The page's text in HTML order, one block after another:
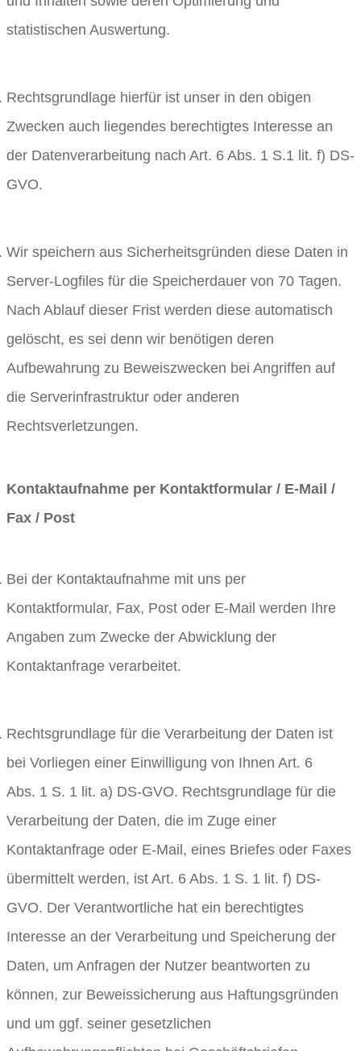
statistischen Auswertung.
Rechtsgrundlage hierfür ist unser in den obigen
Zwecken auch liegendes berechtigtes Interesse an
der Datenverarbeitung nach Art. 6 Abs. 1 S.1 lit. f) DS-
GVO.
Wir speichern aus Sicherheitsgründen diese Daten in
Server-Logfiles für die Speicherdauer von 70 Tagen.
Nach Ablauf dieser Frist werden diese automatisch
gelöscht, es sei denn wir benötigen deren
Aufbewahrung zu Beweiszwecken bei Angriffen auf
die Serverinfrastruktur oder anderen
Rechtsverletzungen.
Kontaktaufnahme per Kontaktformular / E-Mail /
Fax / Post
Bei der Kontaktaufnahme mit uns per
Kontaktformular, Fax, Post oder E-Mail werden Ihre
Angaben zum Zwecke der Abwicklung der
Kontaktanfrage verarbeitet.
Rechtsgrundlage für die Verarbeitung der Daten ist
bei Vorliegen einer Einwilligung von Ihnen Art. 6
Abs. 1 S. 1 lit. a) DS-GVO. Rechtsgrundlage für die
Verarbeitung der Daten, die im Zuge einer
Kontaktanfrage oder E-Mail, eines Briefes oder Faxes
übermittelt werden, ist Art. 6 Abs. 1 S. 1 lit. f) DS-
GVO. Der Verantwortliche hat ein berechtigtes
Interesse an der Verarbeitung und Speicherung der
Daten, um Anfragen der Nutzer beantworten zu
können, zur Beweissicherung aus Haftungsgründen
und um ggf. seiner gesetzlichen